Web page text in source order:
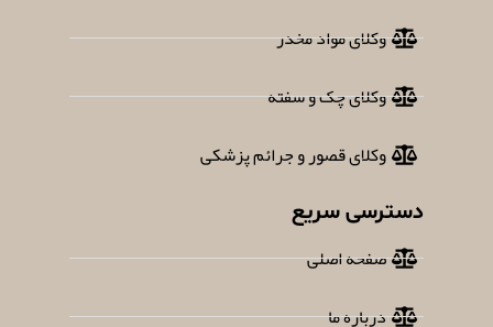
وکلای مواد مخدر
وکلای چک و سفته
وکلای قصور و جرائم پزشکی
دسترسی سریع
صفحه اصلی
درباره ما